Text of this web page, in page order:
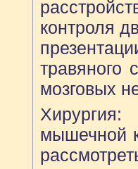
контроля
травяного
мозговых
мышечной